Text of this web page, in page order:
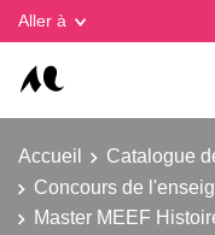
Aller à
Accueil
Catalogue
Concours de
Master MEEF
Gestion des cookies